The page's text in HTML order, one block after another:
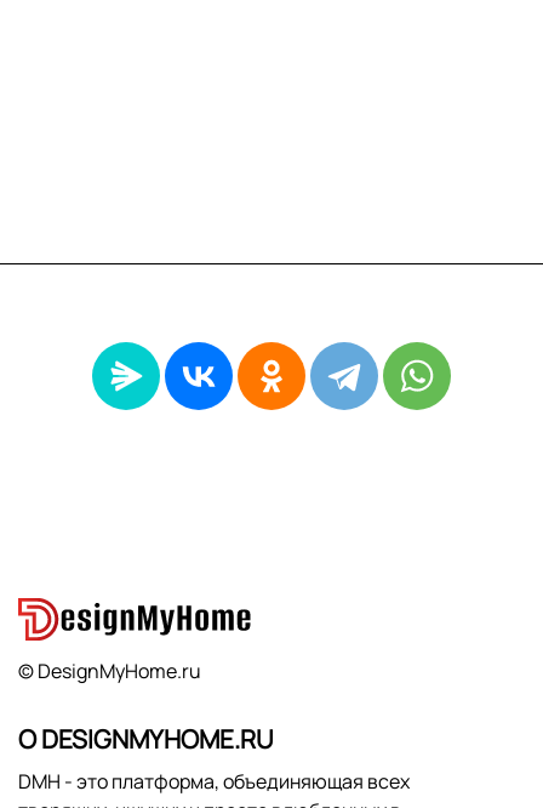
© DesignMyHome.ru
О DESIGNMYHOME.RU
DMH - это платформа, объединяющая всех